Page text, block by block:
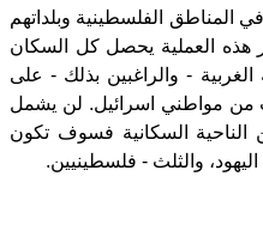
المناطق الفلسطينية وبلداتهم
هذه العملية يحصل كل السكان
- والراغبين بذلك - على
من مواطني اسرائيل. لن يشمل
الناحية السكانية فسوف تكون
اليهود، والثلث - فلسطينيين.